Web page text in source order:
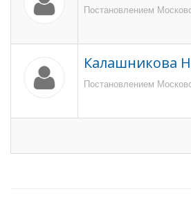
Постановлением
Калашникова
Постановлением